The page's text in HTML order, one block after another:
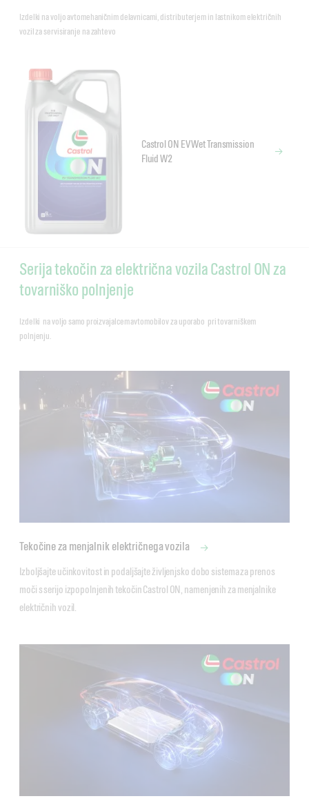
Izdelki na voljo avtomehaničnim delavnicami, distributerjem in lastnikom električnih
vozil za servisiranje na zahtevo
Castrol ON EV Wet Transmission
Fluid W2
Serija tekočin za električna vozila Castrol ON za
tovarniško polnjenje
Izdelki na voljo samo proizvajalcem avtomobilov za uporabo pri tovarniškem
polnjenju.
Tekočine za menjalnik električnega vozila
Izboljšajte učinkovitost in podaljšajte življenjsko dobo sistema za prenos
moči s serijo izpopolnjenih tekočin Castrol ON, namenjenih za menjalnike
električnih vozil.